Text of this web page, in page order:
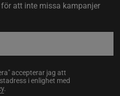
att inte missa kampanjer
accepterar jag att
i enlighet med
.